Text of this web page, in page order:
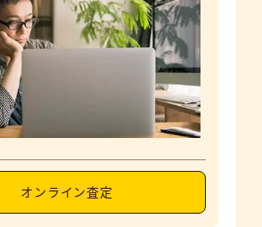
オンライン査定